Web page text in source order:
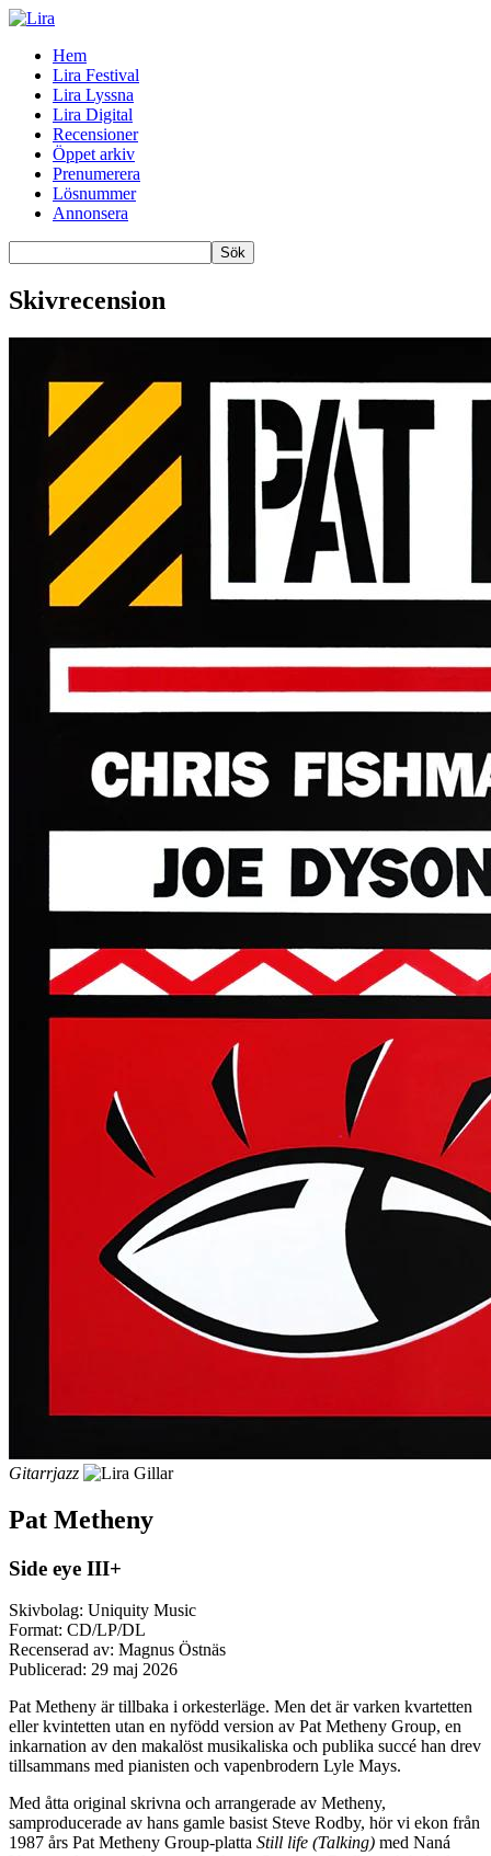
Hem
Lira Festival
Lira Lyssna
Lira Digital
Recensioner
Öppet arkiv
Prenumerera
Lösnummer
Annonsera
Skivrecension
Gitarrjazz
Pat Metheny
Side eye III+
Skivbolag: Uniquity Music
Format: CD/LP/DL
Recenserad av: Magnus Östnäs
Publicerad: 29 maj 2026
Pat Metheny är tillbaka i orkesterläge. Men det är varken kvartetten
eller kvintetten utan en nyfödd version av Pat Metheny Group, en
inkarnation av den makalöst musikaliska och publika succé han drev
tillsammans med pianisten och vapenbrodern Lyle Mays.
Med åtta original skrivna och arrangerade av Metheny,
samproducerade av hans gamle basist Steve Rodby, hör vi ekon från
1987 års Pat Metheny Group-platta Still life (Talking) med Naná